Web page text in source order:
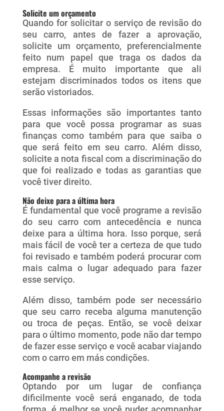
Solicite um orçamento
Quando for solicitar o serviço de revisão do
seu carro, antes de fazer a aprovação,
solicite um orçamento, preferencialmente
feito num papel que traga os dados da
empresa. É muito importante que ali
estejam discriminados todos os itens que
serão vistoriados.
Essas informações são importantes tanto
para que você possa programar as suas
finanças como também para que saiba o
que será feito em seu carro. Além disso,
solicite a nota fiscal com a discriminação do
que foi realizado e todas as garantias que
você tiver direito.
Não deixe para a última hora
É fundamental que você programe a revisão
do seu carro com antecedência e nunca
deixe para a última hora. Isso porque, será
mais fácil de você ter a certeza de que tudo
foi revisado e também poderá procurar com
mais calma o lugar adequado para fazer
esse serviço.
Além disso, também pode ser necessário
que seu carro receba alguma manutenção
ou troca de peças. Então, se você deixar
para o último momento, pode não dar tempo
de fazer esse serviço e você acabar viajando
com o carro em más condições.
Acompanhe a revisão
Optando por um lugar de confiança
dificilmente você será enganado, de toda